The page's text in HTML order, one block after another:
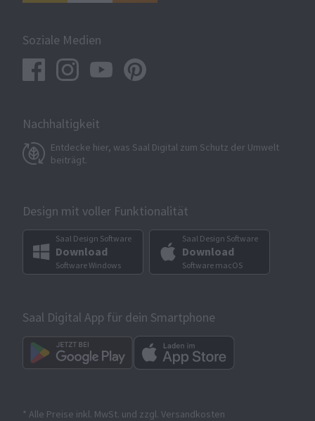
Soziale Medien
Nachhaltigkeit
Entdecke hier, was Saal Digital zum Schutz der Umwelt
beiträgt.
Design mit voller Funktionalität
Saal Design Software
Download
Software Windows
Saal Design Software
Download
Software macOS
Saal Digital App für dein Smartphone
* Alle Preise inkl. MwSt. und zzgl. Versandkosten